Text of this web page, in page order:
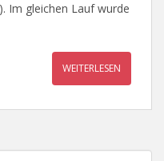
Im gleichen Lauf wurde
WEITERLESEN